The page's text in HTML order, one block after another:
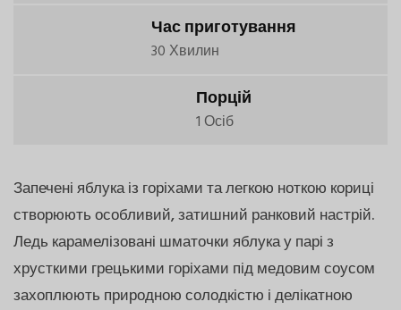
Час приготування
30 Хвилин
Порцій
1 Осіб
Запечені яблука із горіхами та легкою ноткою кориці
створюють особливий, затишний ранковий настрій.
Ледь карамелізовані шматочки яблука у парі з
хрусткими грецькими горіхами під медовим соусом
захоплюють природною солодкістю і делікатною